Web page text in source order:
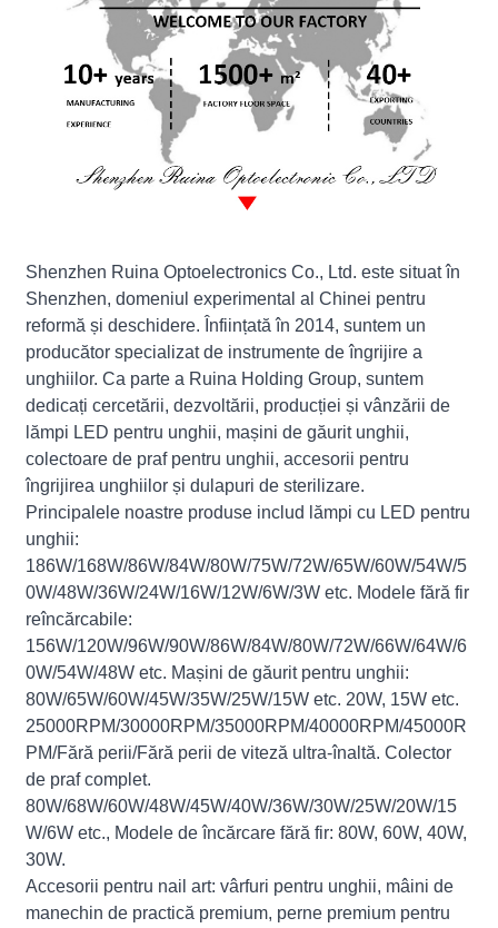
Shenzhen Ruina Optoelectronics Co., Ltd. este situat în
Shenzhen, domeniul experimental al Chinei pentru
reformă și deschidere. Înființată în 2014, suntem un
producător specializat de instrumente de îngrijire a
unghiilor. Ca parte a Ruina Holding Group, suntem
dedicați cercetării, dezvoltării, producției și vânzării de
lămpi LED pentru unghii, mașini de găurit unghii,
colectoare de praf pentru unghii, accesorii pentru
îngrijirea unghiilor și dulapuri de sterilizare.
Principalele noastre produse includ lămpi cu LED pentru
unghii:
186W/168W/86W/84W/80W/75W/72W/65W/60W/54W/5
0W/48W/36W/24W/16W/12W/6W/3W etc. Modele fără fir
reîncărcabile:
156W/120W/96W/90W/86W/84W/80W/72W/66W/64W/6
0W/54W/48W etc. Mașini de găurit pentru unghii:
80W/65W/60W/45W/35W/25W/15W etc. 20W, 15W etc.
25000RPM/30000RPM/35000RPM/40000RPM/45000R
PM/Fără perii/Fără perii de viteză ultra-înaltă. Colector
de praf complet.
80W/68W/60W/48W/45W/40W/36W/30W/25W/20W/15
W/6W etc., Modele de încărcare fără fir: 80W, 60W, 40W,
30W.
Accesorii pentru nail art: vârfuri pentru unghii, mâini de
manechin de practică premium, perne premium pentru